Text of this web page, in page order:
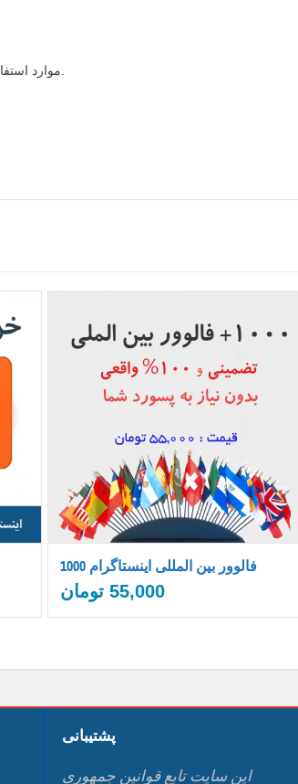
1000 فالوور بین المللی اینستاگرام
55,000 تومان
پشتیبانی
اين سايت تابع قوانين جمهوري